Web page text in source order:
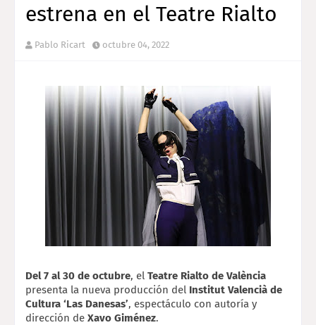
estrena en el Teatre Rialto
Pablo Ricart octubre 04, 2022
Del 7 al 30 de octubre, el Teatre Rialto de València
presenta la nueva producción del Institut Valencià de
Cultura ‘Las Danesas’, espectáculo con autoría y
dirección de Xavo Giménez.